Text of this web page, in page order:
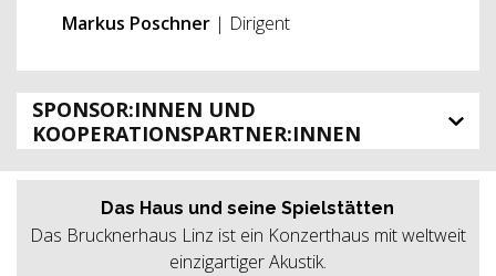
Markus Poschner | Dirigent
SPONSOR:INNEN UND
KOOPERATIONSPARTNER:INNEN
Das Haus und seine Spielstätten
Das Brucknerhaus Linz ist ein Konzerthaus mit weltweit
einzigartiger Akustik.